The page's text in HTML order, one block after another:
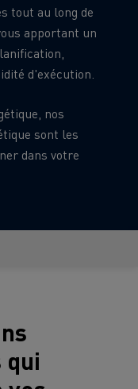
tout au long de
apportant un
d'exécution.
nos
sont les
dans votre
qui